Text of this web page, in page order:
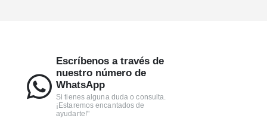
Escríbenos a través de
nuestro número de
WhatsApp
Si tienes alguna duda o consulta.
¡Estaremos encantados de
ayudarte!"